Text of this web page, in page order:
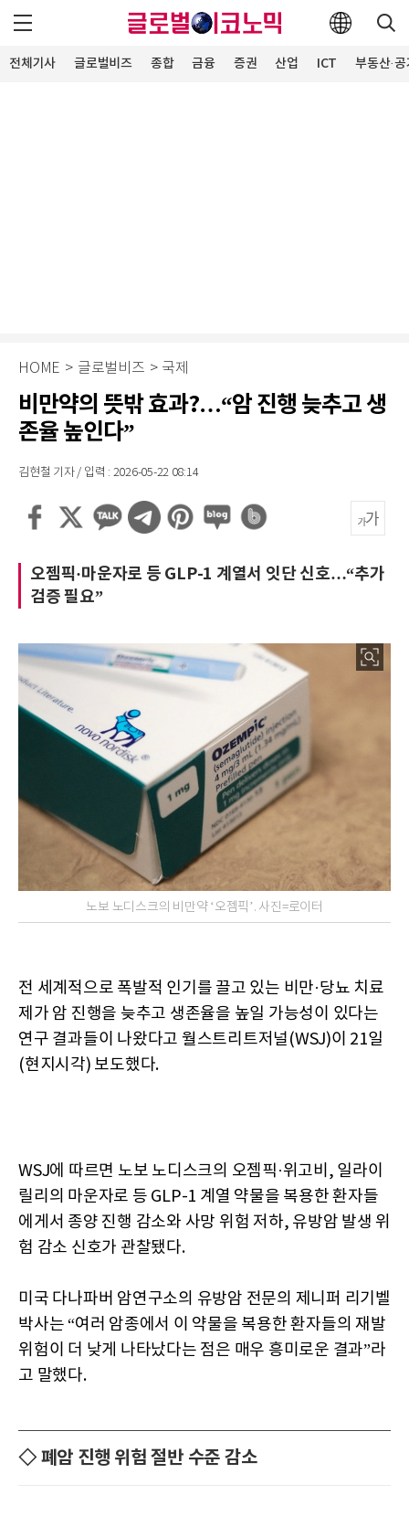
전체기사 글로벌비즈 종합 금융 증권 산업 ICT 부동산·
HOME > 글로벌비즈 > 국제
비만약의 뜻밖 효과?…“암 진행 늦추고 생
존율 높인다”
김현철 기자 / 입력 : 2026-05-22 08:14
오젬픽·마운자로 등 GLP-1 계열서 잇단 신호…“추가
검증 필요”
노보 노디스크의 비만약 ‘오젬픽’. 사진=로이터
전 세계적으로 폭발적 인기를 끌고 있는 비만·당뇨 치료
제가 암 진행을 늦추고 생존율을 높일 가능성이 있다는
연구 결과들이 나왔다고 월스트리트저널(WSJ)이 21일
(현지시각) 보도했다.
WSJ에 따르면 노보 노디스크의 오젬픽·위고비, 일라이
릴리의 마운자로 등 GLP-1 계열 약물을 복용한 환자들
에게서 종양 진행 감소와 사망 위험 저하, 유방암 발생 위
험 감소 신호가 관찰됐다.
미국 다나파버 암연구소의 유방암 전문의 제니퍼 리기벨
박사는 “여러 암종에서 이 약물을 복용한 환자들의 재발
위험이 더 낮게 나타났다는 점은 매우 흥미로운 결과”라
고 말했다.
◇ 폐암 진행 위험 절반 수준 감소